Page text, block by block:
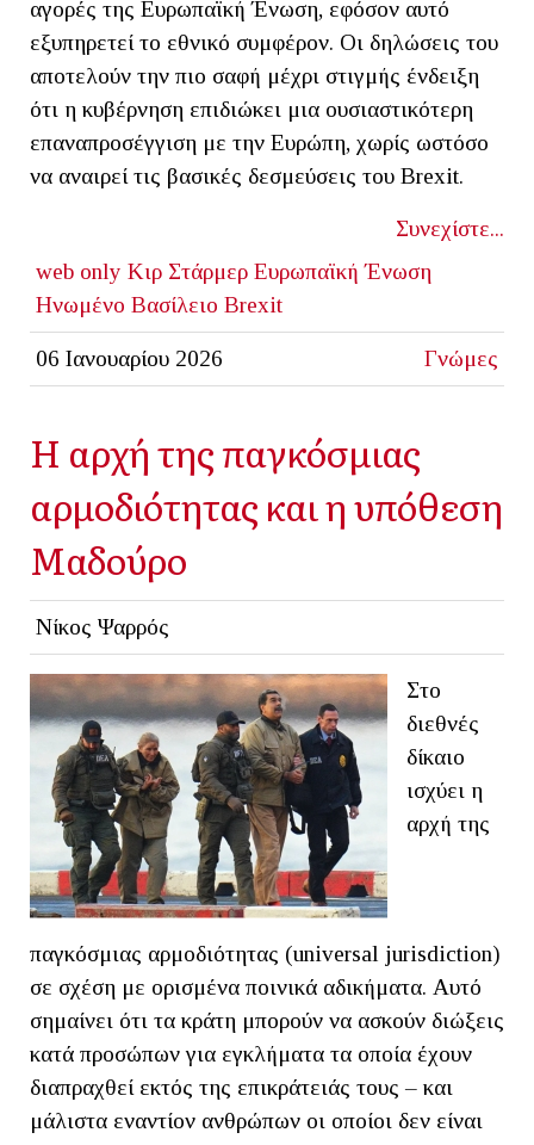
αγορές της Ευρωπαϊκή Ένωση, εφόσον αυτό
εξυπηρετεί το εθνικό συμφέρον. Οι δηλώσεις του
αποτελούν την πιο σαφή μέχρι στιγμής ένδειξη
ότι η κυβέρνηση επιδιώκει μια ουσιαστικότερη
επαναπροσέγγιση με την Ευρώπη, χωρίς ωστόσο
να αναιρεί τις βασικές δεσμεύσεις του Brexit.
Συνεχίστε...
web only Κιρ Στάρμερ Ευρωπαϊκή Ένωση
Ηνωμένο Βασίλειο Brexit
06 Ιανουαρίου 2026 Γνώμες
Η αρχή της παγκόσμιας
αρμοδιότητας και η υπόθεση
Μαδούρο
Νίκος Ψαρρός
Στο
διεθνές
δίκαιο
ισχύει η
αρχή της
παγκόσμιας αρμοδιότητας (universal jurisdiction)
σε σχέση με ορισμένα ποινικά αδικήματα. Αυτό
σημαίνει ότι τα κράτη μπορούν να ασκούν διώξεις
κατά προσώπων για εγκλήματα τα οποία έχουν
διαπραχθεί εκτός της επικράτειάς τους – και
μάλιστα εναντίον ανθρώπων οι οποίοι δεν είναι